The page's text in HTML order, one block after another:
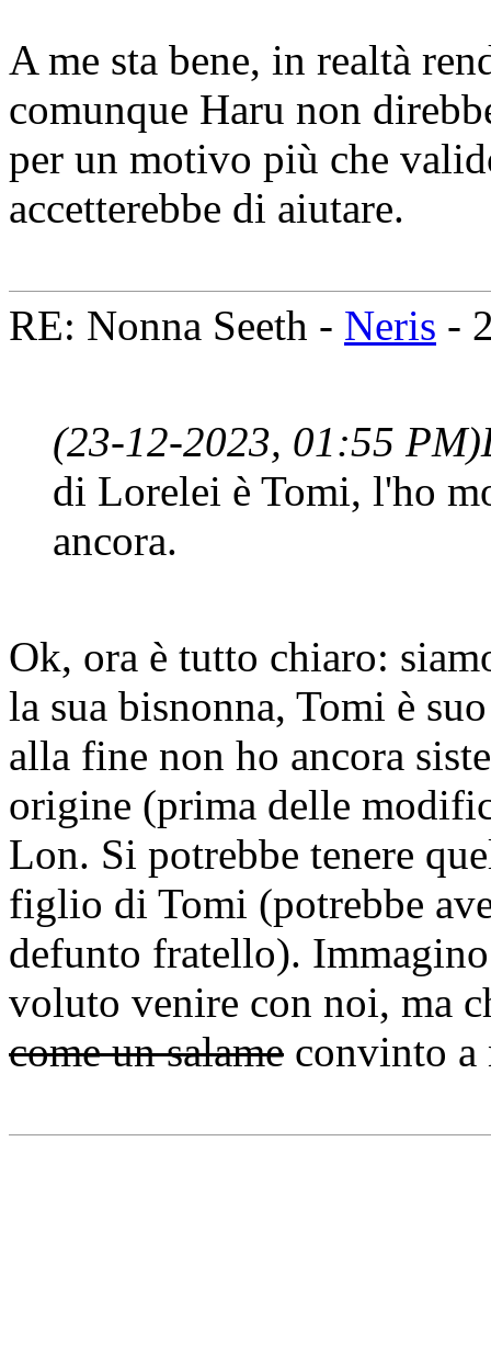
A me sta bene, in realtà
comunque Haru non
per un motivo più che
accetterebbe di aiutare.
RE: Nonna Seeth - Neris -
(23-12-2023, 01:55 PM)
di Lorelei è Tomi, l'ho
ancora.
Ok, ora è tutto chiaro:
la sua bisnonna, Tomi è
alla fine non ho ancora
origine (prima delle
Lon. Si potrebbe tenere
figlio di Tomi (potrebbe
defunto fratello).
voluto venire con noi, ma
come un salame convinto